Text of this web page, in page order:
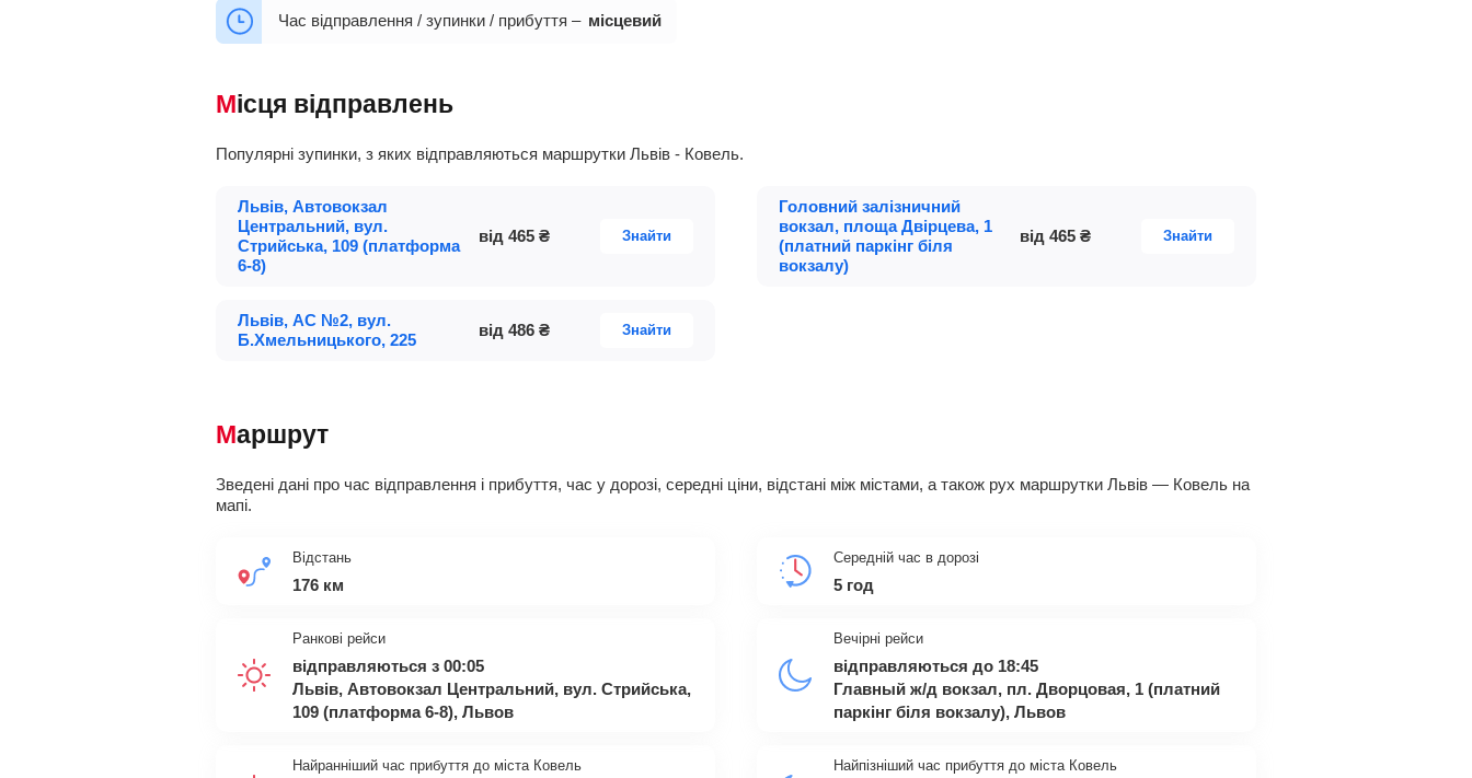
Час відправлення / зупинки / прибуття – місцевий
Місця відправлень
Популярні зупинки, з яких відправляються маршрутки Львів - Ковель.
Львів, Автовокзал
Центральний, вул.
Стрийська, 109 (платформа
6-8)
від 465 ₴ Знайти
Львів, АС №2, вул.
Б.Хмельницького, 225
від 486 ₴ Знайти
Головний залізничний
вокзал, площа Двірцева, 1
(платний паркінг біля
вокзалу)
від 465 ₴ Знайти
Маршрут
Зведені дані про час відправлення і прибуття, час у дорозі, середні ціни, відстані між містами, а також рух маршрутки Львів — Ковель на
мапі.
Відстань
176 км
Середній час в дорозі
5 год
Ранкові рейси
відправляються з 00:05
Львів, Автовокзал Центральний, вул. Стрийська,
109 (платформа 6-8), Львов
Вечірні рейси
відправляються до 18:45
Главный ж/д вокзал, пл. Дворцовая, 1 (платний
паркінг біля вокзалу), Львов
Найранніший час прибуття до міста Ковель Найпізніший час прибуття до міста Ковель